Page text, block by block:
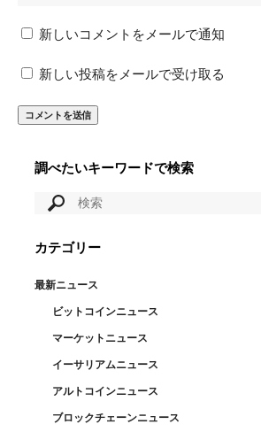
新しいコメントをメールで通知
新しい投稿をメールで受け取る
調べたいキーワードで検索
カテゴリー
最新ニュース
ビットコインニュース
マーケットニュース
イーサリアムニュース
アルトコインニュース
ブロックチェーンニュース